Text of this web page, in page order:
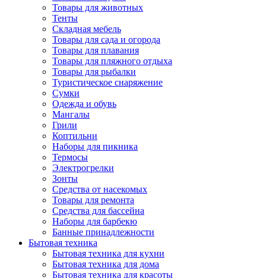
Товары для животных
Тенты
Складная мебель
Товары для сада и огорода
Товары для плавания
Товары для пляжного отдыха
Товары для рыбалки
Туристическое снаряжение
Сумки
Одежда и обувь
Мангалы
Грили
Коптильни
Наборы для пикника
Термосы
Электрогрелки
Зонты
Средства от насекомых
Товары для ремонта
Средства для бассейна
Наборы для барбекю
Банные принадлежности
Бытовая техника
Бытовая техника для кухни
Бытовая техника для дома
Бытовая техника для красоты